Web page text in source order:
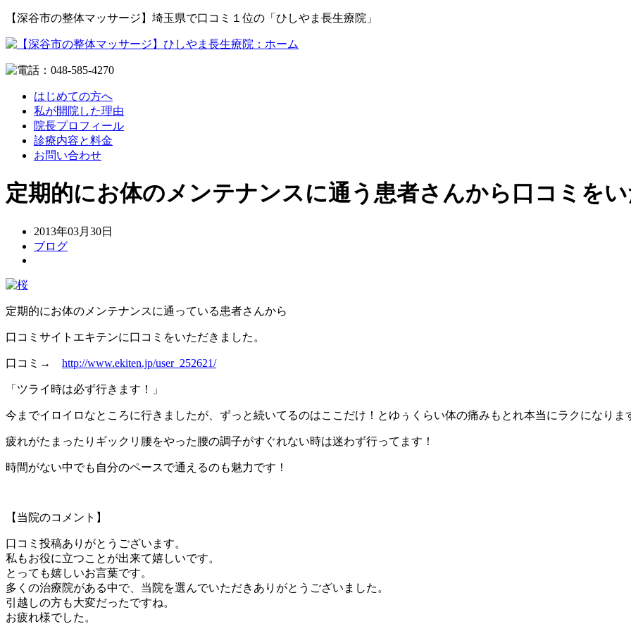
【深谷市の整体マッサージ】埼玉県で口コミ１位の「ひしやま長生療院」
はじめての方へ
私が開院した理由
院長プロフィール
診療内容と料金
お問い合わせ
定期的にお体のメンテナンスに通う患者さんから口コミを
2013年03月30日
ブログ
定期的にお体のメンテナンスに通っている患者さんから
口コミサイトエキテンに口コミをいただきました。
口コミ→ http://www.ekiten.jp/user_252621/
「ツライ時は必ず行きます！」
今までイロイロなところに行きましたが、ずっと続いてるのはここだけ！とゆぅくらい体の痛みもとれ本当にラクになりま
疲れがたまったりギックリ腰をやった腰の調子がすぐれない時は迷わず行ってます！
時間がない中でも自分のペースで通えるのも魅力です！
【当院のコメント】
口コミ投稿ありがとうございます。
私もお役に立つことが出来て嬉しいです。
とっても嬉しいお言葉です。
多くの治療院がある中で、当院を選んでいただきありがとうございました。
引越しの方も大変だったですね。
お疲れ様でした。